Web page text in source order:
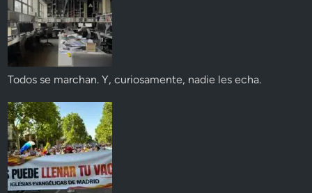
Todos se marchan. Y, curiosamente, nadie les echa.